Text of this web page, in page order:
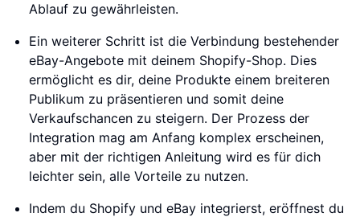
Ablauf zu gewährleisten.
Ein weiterer Schritt ist die Verbindung bestehender
eBay-Angebote mit deinem Shopify-Shop. Dies
ermöglicht es dir, deine Produkte einem breiteren
Publikum zu präsentieren und somit deine
Verkaufschancen zu steigern. Der Prozess der
Integration mag am Anfang komplex erscheinen,
aber mit der richtigen Anleitung wird es für dich
leichter sein, alle Vorteile zu nutzen.
Indem du Shopify und eBay integrierst, eröffnest du